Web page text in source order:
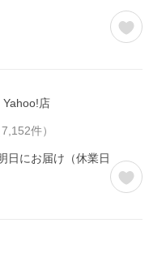
店
7,152件）
日にお届け（休業日